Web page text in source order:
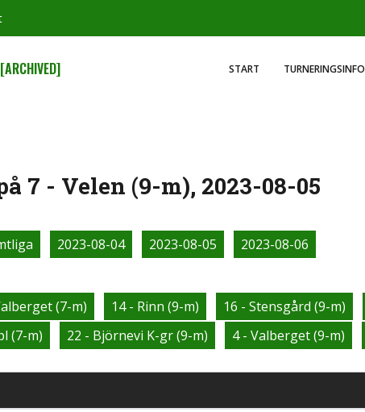
START TURNERINGSINFO
7 - Velen (9-m), 2023-08-05
2023-08-04 2023-08-05 2023-08-06
(7-m) 14 - Rinn (9-m) 16 - Stensgård (9-m)
(7-m)
22 - Björnevi K-gr (9-m) 4 - Valberget (9-m)